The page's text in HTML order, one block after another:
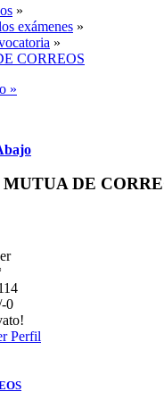
»
exámenes »
»
CORREOS
»
MUTUA DE
0